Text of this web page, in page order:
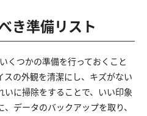
き準備リスト
くつかの準備を行っておくこと
スの外観を清潔にし、キズがない
いに掃除をすることで、いい印象
データのバックアップを取り、